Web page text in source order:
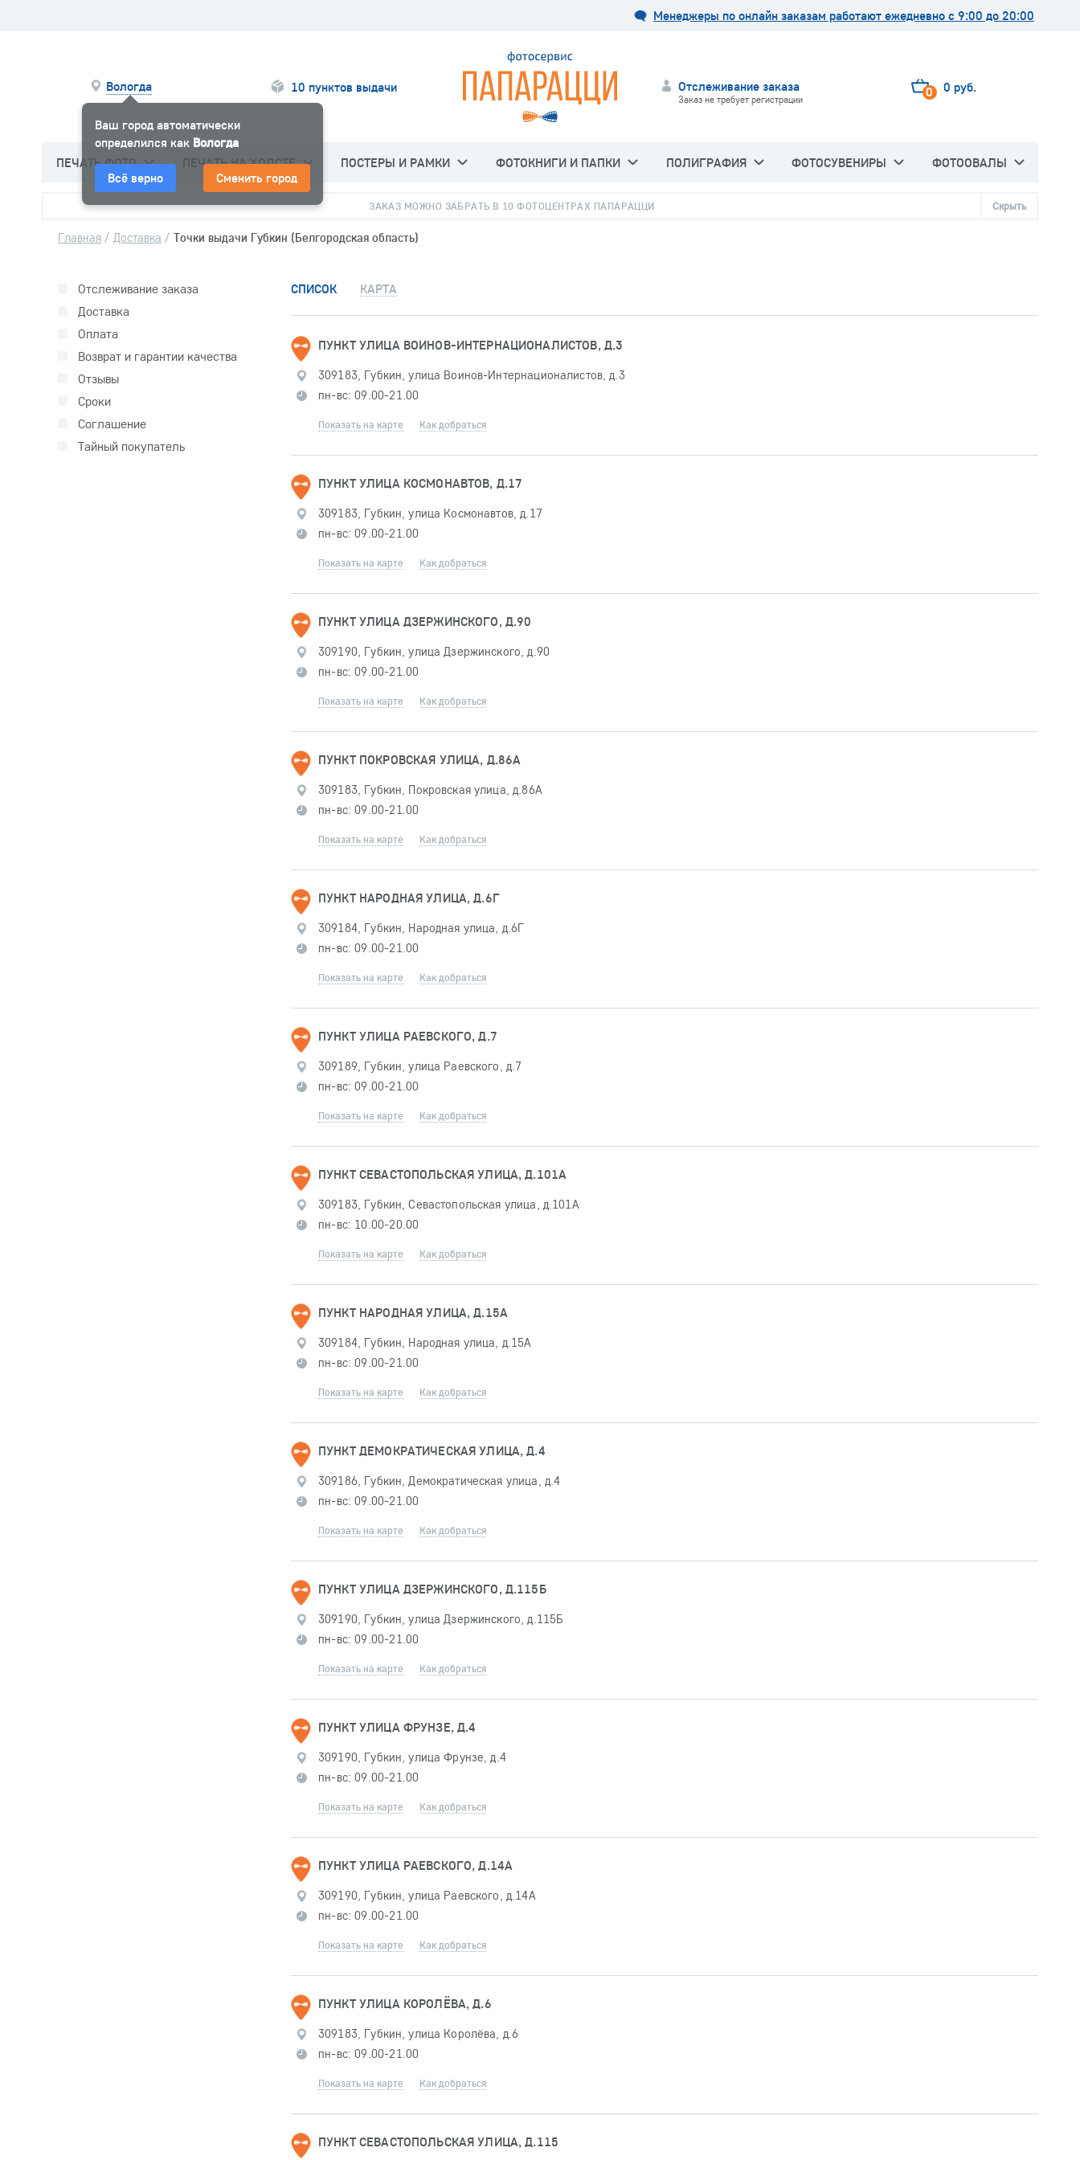
Менеджеры по онлайн заказам работают ежедневно с 9:00 до 20:00
Вологда
Ваш город автоматически
определился как Вологда
Всё верно Сменить город
10 пунктов выдачи Отслеживание заказа
Заказ не требует регистрации 0 0 руб.
ПЕЧАТЬ ФОТО ПЕЧАТЬ НА ХОЛСТЕ ПОСТЕРЫ И РАМКИ ФОТОКНИГИ И ПАПКИ ПОЛИГРАФИЯ ФОТОСУВЕНИРЫ ФОТООВАЛЫ
ЗАКАЗ МОЖНО ЗАБРАТЬ В 10 ФОТОЦЕНТРАХ ПАПАРАЦЦИ Скрыть
Главная / Доставка / Точки выдачи Губкин (Белгородская область)
Отслеживание заказа
Доставка
Оплата
Возврат и гарантии качества
Отзывы
Сроки
Соглашение
Тайный покупатель
СПИСОК КАРТА
ПУНКТ УЛИЦА ВОИНОВ-ИНТЕРНАЦИОНАЛИСТОВ, Д.3
309183, Губкин, улица Воинов-Интернационалистов, д.3
пн-вс: 09.00-21.00
Показать на карте Как добраться
ПУНКТ УЛИЦА КОСМОНАВТОВ, Д.17
309183, Губкин, улица Космонавтов, д.17
пн-вс: 09.00-21.00
Показать на карте Как добраться
ПУНКТ УЛИЦА ДЗЕРЖИНСКОГО, Д.90
309190, Губкин, улица Дзержинского, д.90
пн-вс: 09.00-21.00
Показать на карте Как добраться
ПУНКТ ПОКРОВСКАЯ УЛИЦА, Д.86А
309183, Губкин, Покровская улица, д.86А
пн-вс: 09.00-21.00
Показать на карте Как добраться
ПУНКТ НАРОДНАЯ УЛИЦА, Д.6Г
309184, Губкин, Народная улица, д.6Г
пн-вс: 09.00-21.00
Показать на карте Как добраться
ПУНКТ УЛИЦА РАЕВСКОГО, Д.7
309189, Губкин, улица Раевского, д.7
пн-вс: 09.00-21.00
Показать на карте Как добраться
ПУНКТ СЕВАСТОПОЛЬСКАЯ УЛИЦА, Д.101А
309183, Губкин, Севастопольская улица, д.101А
пн-вс: 10.00-20.00
Показать на карте Как добраться
ПУНКТ НАРОДНАЯ УЛИЦА, Д.15А
309184, Губкин, Народная улица, д.15А
пн-вс: 09.00-21.00
Показать на карте Как добраться
ПУНКТ ДЕМОКРАТИЧЕСКАЯ УЛИЦА, Д.4
309186, Губкин, Демократическая улица, д.4
пн-вс: 09.00-21.00
Показать на карте Как добраться
ПУНКТ УЛИЦА ДЗЕРЖИНСКОГО, Д.115Б
309190, Губкин, улица Дзержинского, д.115Б
пн-вс: 09.00-21.00
Показать на карте Как добраться
ПУНКТ УЛИЦА ФРУНЗЕ, Д.4
309190, Губкин, улица Фрунзе, д.4
пн-вс: 09.00-21.00
Показать на карте Как добраться
ПУНКТ УЛИЦА РАЕВСКОГО, Д.14А
309190, Губкин, улица Раевского, д.14А
пн-вс: 09.00-21.00
Показать на карте Как добраться
ПУНКТ УЛИЦА КОРОЛЁВА, Д.6
309183, Губкин, улица Королёва, д.6
пн-вс: 09.00-21.00
Показать на карте Как добраться
ПУНКТ СЕВАСТОПОЛЬСКАЯ УЛИЦА, Д.115